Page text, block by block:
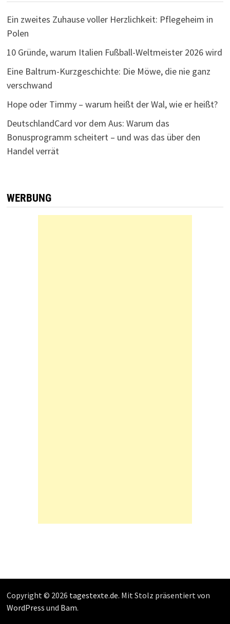
Ein zweites Zuhause voller Herzlichkeit: Pflegeheim in
Polen
10 Gründe, warum Italien Fußball-Weltmeister 2026 wird
Eine Baltrum-Kurzgeschichte: Die Möwe, die nie ganz
verschwand
Hope oder Timmy – warum heißt der Wal, wie er heißt?
DeutschlandCard vor dem Aus: Warum das
Bonusprogramm scheitert – und was das über den
Handel verrät
WERBUNG
Copyright © 2026 tagestexte.de. Mit Stolz präsentiert von
WordPress und Bam.